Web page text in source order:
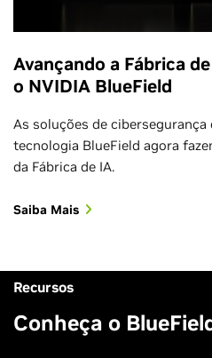
Avançando a Fábrica
o NVIDIA BlueField
As soluções de cibersegurança
tecnologia BlueField agora
da Fábrica de IA.
Saiba Mais
Recursos
Conheça o